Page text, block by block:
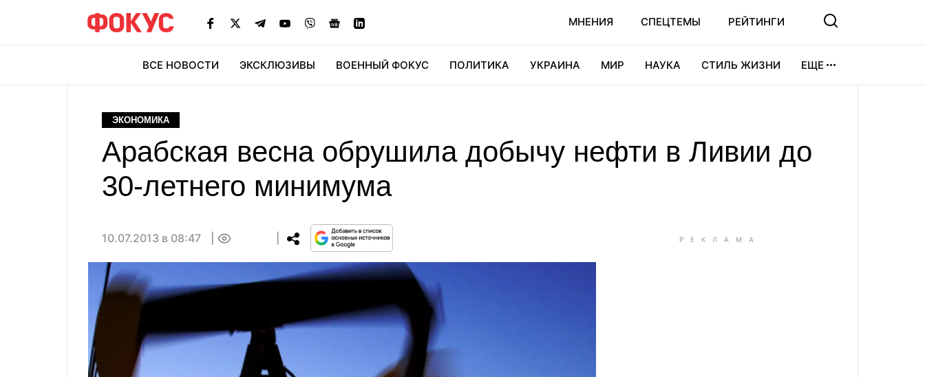
МНЕНИЯ СПЕЦТЕМЫ РЕЙТИНГИ
ВСЕ НОВОСТИ ЭКСКЛЮЗИВЫ ВОЕННЫЙ ФОКУС ПОЛИТИКА УКРАИНА МИР НАУКА СТИЛЬ ЖИЗНИ ЕЩЕ
ЭКОНОМИКА
Арабская весна обрушила добычу нефти в Ливии до
30-летнего минимума
10.07.2013 в 08:47